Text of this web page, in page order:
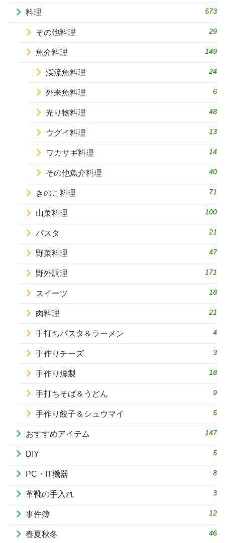
料理 573
その他料理 29
魚介料理 149
渓流魚料理 24
外来魚料理 6
光り物料理 48
ウグイ料理 13
ワカサギ料理 14
その他魚介料理 40
きのこ料理 71
山菜料理 100
パスタ 21
野菜料理 47
野外調理 171
スイーツ 18
肉料理 21
手打ちパスタ＆ラーメン 4
手作りチーズ 3
手作り燻製 18
手打ちそば＆うどん 9
手作り餃子＆シュウマイ 5
おすすめアイテム 147
DIY 5
PC・IT機器 8
革靴の手入れ 3
事件簿 12
春夏秋冬 46